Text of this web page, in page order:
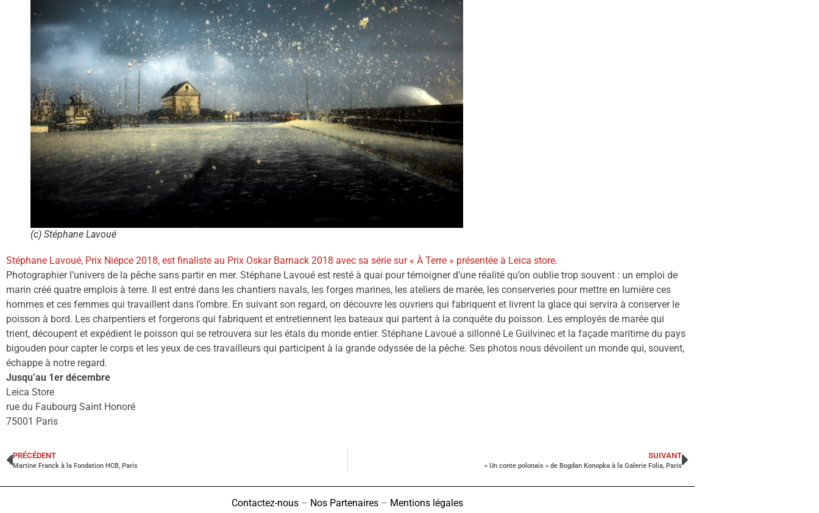
(c) Stéphane Lavoué
Stéphane Lavoué, Prix Niépce 2018, est finaliste au Prix Oskar Barnack 2018 avec sa série sur « À Terre » présentée à Leica store.
Photographier l’univers de la pêche sans partir en mer. Stéphane Lavoué est resté à quai pour témoigner d’une réalité qu’on oublie trop souvent : un emploi de
marin créé quatre emplois à terre. Il est entré dans les chantiers navals, les forges marines, les ateliers de marée, les conserveries pour mettre en lumière ces
hommes et ces femmes qui travaillent dans l’ombre. En suivant son regard, on découvre les ouvriers qui fabriquent et livrent la glace qui servira à conserver le
poisson à bord. Les charpentiers et forgerons qui fabriquent et entretiennent les bateaux qui partent à la conquête du poisson. Les employés de marée qui
trient, découpent et expédient le poisson qui se retrouvera sur les étals du monde entier. Stéphane Lavoué a sillonné Le Guilvinec et la façade maritime du pays
bigouden pour capter le corps et les yeux de ces travailleurs qui participent à la grande odyssée de la pêche. Ses photos nous dévoilent un monde qui, souvent,
échappe à notre regard.
Jusqu’au 1er décembre
Leica Store
rue du Faubourg Saint Honoré
75001 Paris
PRÉCÉDENT
Martine Franck à la Fondation HCB, Paris
SUIVANT
« Un conte polonais » de Bogdan Konopka à la Galerie Folia, Paris
Contactez-nous – Nos Partenaires – Mentions légales